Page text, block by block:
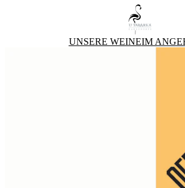
UNSERE WEINEIM